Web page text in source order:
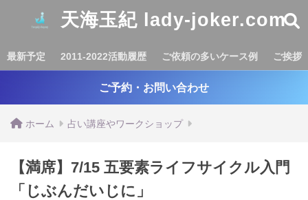
天海玉紀 lady-joker.com
最新予定 2011-2022活動履歴 ご依頼の多いケース例 ご挨拶
ご予約・お問い合わせ
ホーム 占い講座やワークショップ
【満席】7/15 五要素ライフサイクル入門
「じぶんだいじに」